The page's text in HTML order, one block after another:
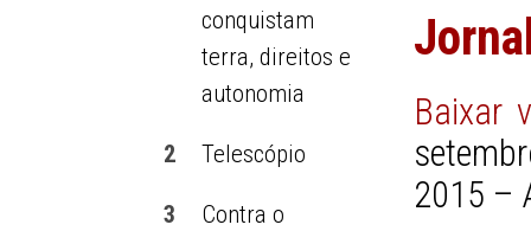
conquistam
terra, direitos e
autonomia
2 Telescópio
3
Contra o
Baixar
2015 –